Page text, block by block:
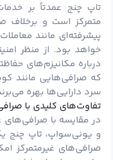
تاپ چنج عمدتاً بر
متمرکز است و برخلاف
خواهد بود. از منظر
درباره مکانیزم‌های
که صرافی‌هایی مانند
سرد دارایی‌ها بهره
تفاوت‌های کلیدی با
و یونی‌سواپ، تاپ چنج
صرافی‌های غیرمتمرکز